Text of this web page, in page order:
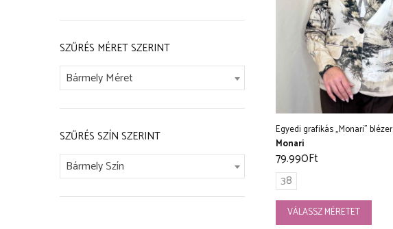
SZŰRÉS MÉRET SZERINT
Bármely Méret
SZŰRÉS SZÍN SZERINT
Bármely Szín
Egyedi grafikás „Monari” blézer
Monari
79.990Ft
38
VÁLASSZ MÉRETET